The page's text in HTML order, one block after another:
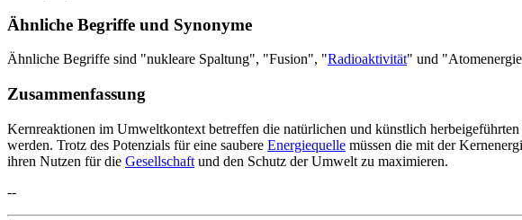
Ähnliche Begriffe und Synonyme
Ähnliche Begriffe sind "nukleare Spaltung", "Fusion", "Radioaktivität" und
Zusammenfassung
Kernreaktionen im Umweltkontext betreffen die natürlichen und künstlich
werden. Trotz des Potenzials für eine saubere Energiequelle müssen die mit der
ihren Nutzen für die Gesellschaft und den Schutz der Umwelt zu maximieren.
--